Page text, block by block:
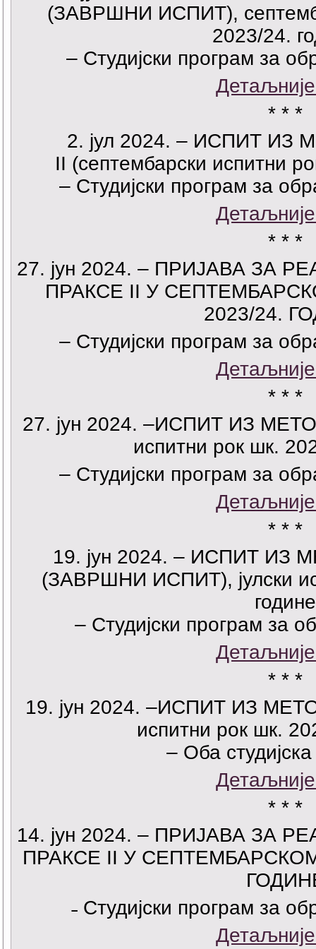
(ЗАВРШНИ ИСПИТ),
2023/24.
– Студијски програм за
* * *
2. јул 2024. – ИСПИТ
II (септембарски испитни
– Студијски програм за
* * *
27. јун 2024. – ПРИЈАВА ЗА
ПРАКСЕ II У
2023/24.
– Студијски програм за
* * *
27. јун 2024. –ИСПИТ ИЗ
испитни рок шк.
– Студијски програм за
* * *
19. јун 2024. – ИСПИТ ИЗ
(ЗАВРШНИ ИСПИТ), јулски
године
– Студијски програм за
* * *
19. јун 2024. –ИСПИТ ИЗ
испитни рок шк.
– Оба
* * *
14. јун 2024. – ПРИЈАВА ЗА
ПРАКСЕ II У
˗ Студијски програм за